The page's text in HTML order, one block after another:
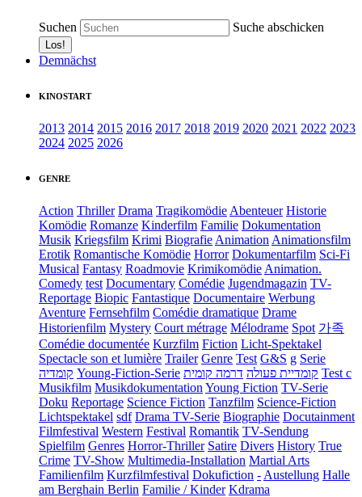
Suchen Suche abschicken
Demnächst
KINOSTART
2013 2014 2015 2016 2017 2018 2019 2020 2021 2022 2023
2024 2025 2026
GENRE
Action Thriller Drama Tragikomödie Abenteuer Historie
Komödie Romanze Kinderfilm Familie Dokumentation
Musik Kriegsfilm Krimi Biografie Animation Animationsfilm
Erotik Romantische Komödie Horror Dokumentarfilm Sci-Fi
Musical Fantasy Roadmovie Krimikomödie Animation.
Comedy test Documentary Comédie Jugendmagazin TV-
Reportage Biopic Fantastique Documentaire Werbung
Aventure Fernsehfilm Comédie dramatique Drame
Historienfilm Mystery Court métrage Mélodrame Spot 가족
Comédie documentée Kurzfilm Fiction Licht-Spektakel
Spectacle son et lumière Trailer Genre Test G&S g Serie
קומדיה Young-Fiction-Serie קומדיית פעולה דרמה קומית
Test c
Musikfilm Musikdokumentation Young Fiction TV-Serie
Doku Reportage Science Fiction Tanzfilm Science-Fiction
Lichtspektakel sdf Drama TV-Serie Biographie Docutainment
Filmfestival Western Festival Romantik TV-Sendung
Spielfilm Genres Horror-Thriller Satire Divers History True
Crime TV-Show Multimedia-Installation Martial Arts
Familienfilm Kurzfilmfestival Dokufiction - Austellung Halle
am Berghain Berlin Familie / Kinder Kdrama